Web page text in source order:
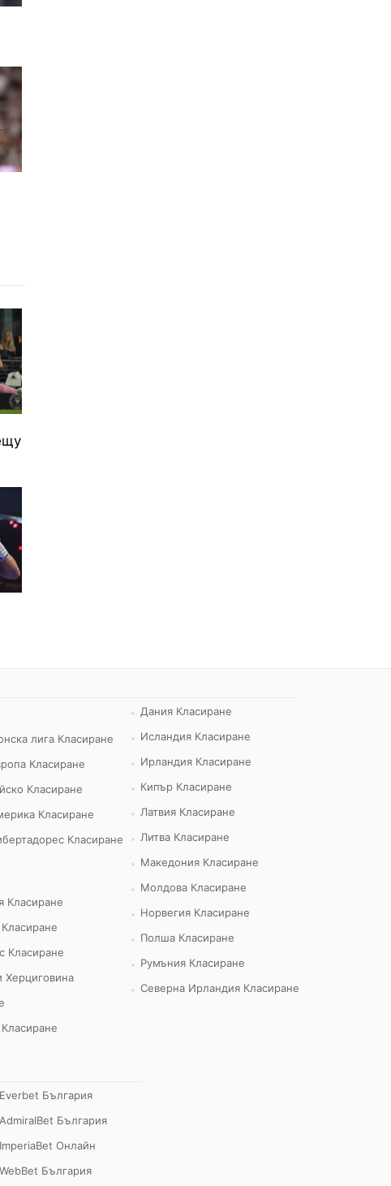
лига Класиране
Класиране
Класиране
Класиране
Класиране
Класиране
Класиране
Херциговина
Дания Класиране
Исландия Класиране
Ирландия Класиране
Кипър Класиране
Латвия Класиране
Литва Класиране
Македония Класиране
Молдова Класиране
Норвегия Класиране
Полша Класиране
Румъния Класиране
Северна Ирландия Класиране
Everbet България
AdmiralBet България
ImperiaBet Онлайн
WebBet България